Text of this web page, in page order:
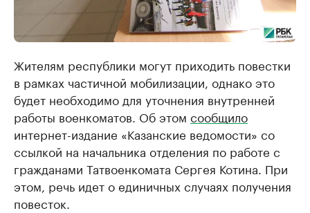
Жителям республики могут приходить повестки
в рамках частичной мобилизации, однако это
будет необходимо для уточнения внутренней
работы военкоматов. Об этом сообщило
интернет-издание «Казанские ведомости» со
ссылкой на начальника отделения по работе с
гражданами Татвоенкомата Сергея Котина. При
этом, речь идет о единичных случаях получения
повесток.